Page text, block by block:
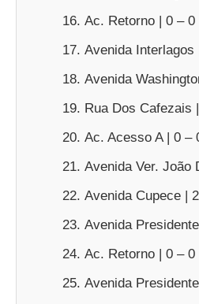
Ac. Retorno | 0 – 0
Avenida Interlagos
Avenida
Rua Dos Cafezais
Ac. Acesso A | 0 –
Avenida Ver. João
Avenida Cupece |
Avenida
Ac. Retorno | 0 – 0
Avenida